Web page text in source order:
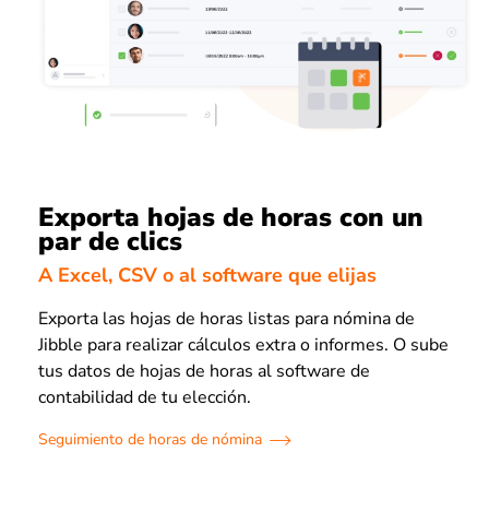
Exporta hojas de horas con un
par de clics
A Excel, CSV o al software que elijas
Exporta las hojas de horas listas para nómina de
Jibble para realizar cálculos extra o informes. O sube
tus datos de hojas de horas al software de
contabilidad de tu elección.
Seguimiento de horas de nómina